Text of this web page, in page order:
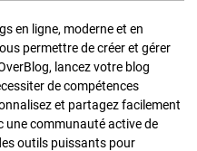
en ligne, moderne et en
permettre de créer et gérer
lancez votre blog
de compétences
et partagez facilement
une communauté active de
outils puissants pour